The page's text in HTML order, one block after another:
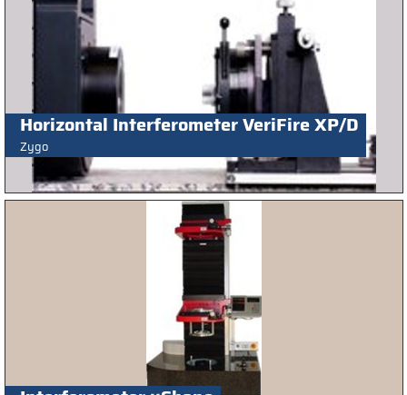
Horizontal Interferometer VeriFire XP/D
Zygo